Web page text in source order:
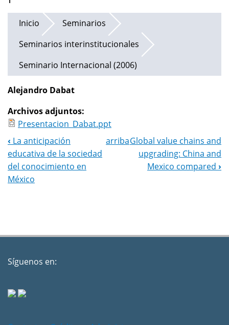
Inicio
Seminarios
Seminarios interinstitucionales
Seminario Internacional (2006)
Alejandro Dabat
Archivos adjuntos:
Presentacion_Dabat.ppt
Navegación
del
libro
‹ La anticipación
educativa de la sociedad
del conocimiento en
México
arribaGlobal value chains and
upgrading: China and
Mexico compared ›
Síguenos en: